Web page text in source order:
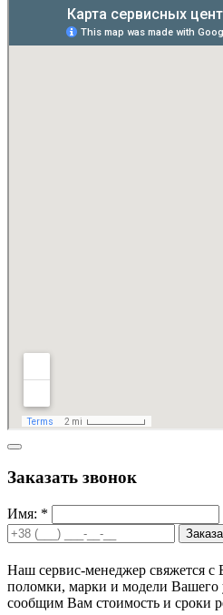
Заказать звонок
Имя: *
Наш сервис-менеджер свяжется с
поломки, марки и модели Вашего
сообщим Вам стоимость и сроки